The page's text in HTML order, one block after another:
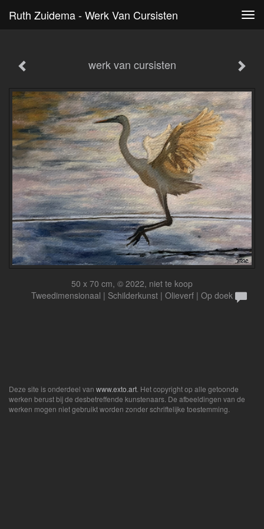
Ruth Zuidema - Werk Van Cursisten
werk van cursisten
50 x 70 cm, © 2022, niet te koop
Tweedimensionaal | Schilderkunst | Olieverf | Op doek
Deze site is onderdeel van www.exto.art . Het copyright op alle getoonde
werken berust bij de desbetreffende kunstenaars. De afbeeldingen van de
werken mogen niet gebruikt worden zonder schriftelijke toestemming.